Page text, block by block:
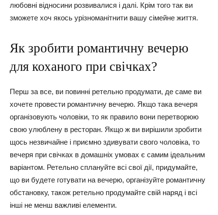
любовні відносини розвивалися і далі. Крім того так ви
зможете хоч якось урізноманітнити вашу сімейне життя.
Як зробити романтичну вечерю
для коханого при свічках?
Перш за все, ви повинні ретельно продумати, де саме ви
хочете провести романтичну вечерю. Якщо така вечеря
організовують чоловіки, то як правило вони перетворюю
свою улюблену в ресторан. Якщо ж ви вирішили зробити
щось незвичайне і приємно здивувати свого чоловіка, то
вечеря при свічках в домашніх умовах є самим ідеальним
варіантом. Ретельно сплануйте всі свої дії, придумайте,
що ви будете готувати на вечерю, організуйте романтичну
обстановку, також ретельно продумайте свій наряд і всі
інші не менш важливі елементи.